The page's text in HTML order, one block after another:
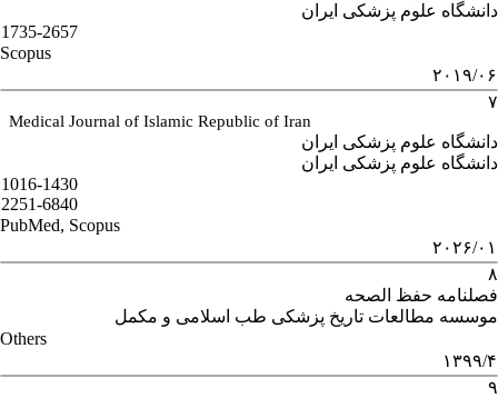
دانشگاه علوم پزشکی ایران
1735-2657
Scopus
۲۰۱۹/۰۶
۷
Medical Journal of Islamic Republic of Iran
دانشگاه علوم پزشکی ایران
دانشگاه علوم پزشکی ایران
1016-1430
2251-6840
PubMed, Scopus
۲۰۲۶/۰۱
۸
فصلنامه حفظ الصحه
موسسه مطالعات تاریخ پزشکی طب اسلامی و مکمل
Others
۱۳۹۹/۴
۹